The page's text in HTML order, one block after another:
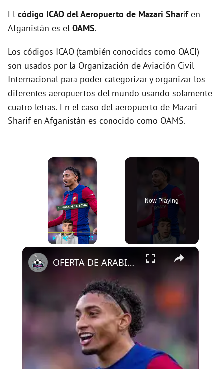
El código ICAO delAeropuerto de Mazari Sharifen
Afganistán es el OAMS.
Los códigos ICAO (también conocidos como OACI)
son usados por la Organización de Aviación Civil
Internacional para poder categorizar y organizar los
diferentes aeropuertos del mundo usando solamente
cuatro letras. En el caso del aeropuerto de Mazari
Sharif en Afganistán es conocido como OAMS.
×
Now Playing
×
OFERTA DE ARABIA POR RAPHINHA